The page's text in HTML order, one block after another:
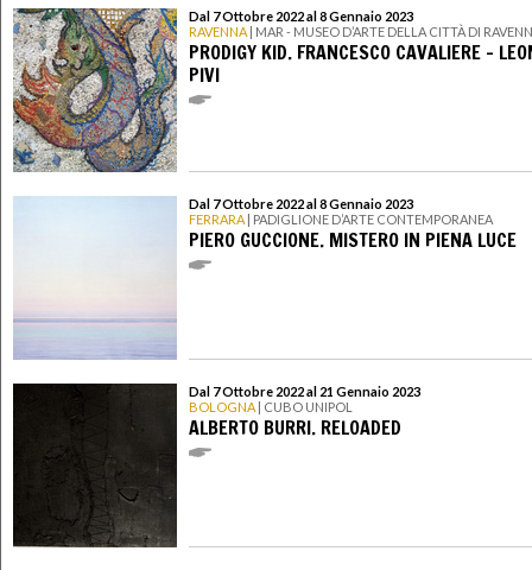
Dal 7 Ottobre 2022 al 8 Gennaio 2023
RAVENNA | MAR - MUSEO D’ARTE DELLA CITTÀ DI
PRODIGY KID. FRANCESCO CAVALIERE -
PIVI
Dal 7 Ottobre 2022 al 8 Gennaio 2023
FERRARA | PADIGLIONE D’ARTE CONTEMPORANEA
PIERO GUCCIONE. MISTERO IN PIENA LUCE
Dal 7 Ottobre 2022 al 21 Gennaio 2023
BOLOGNA | CUBO UNIPOL
ALBERTO BURRI. RELOADED